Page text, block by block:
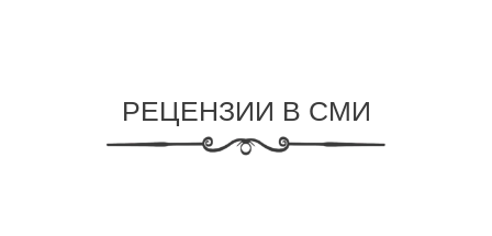
РЕЦЕНЗИИ В СМИ